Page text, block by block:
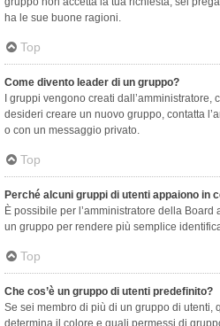
ha le sue buone ragioni.
Top
Come divento leader di un gruppo?
I gruppi vengono creati
desideri creare un nuovo gruppo, contatta
o con un messaggio privato.
Top
Perché alcuni gruppi di utenti appaiono in
È possibile per l’amministratore della
un gruppo per rendere più semplice
Top
Che cos’è un gruppo di utenti predefinito?
Se sei membro di più di un gruppo di utenti,
determina il colore e quali permessi di